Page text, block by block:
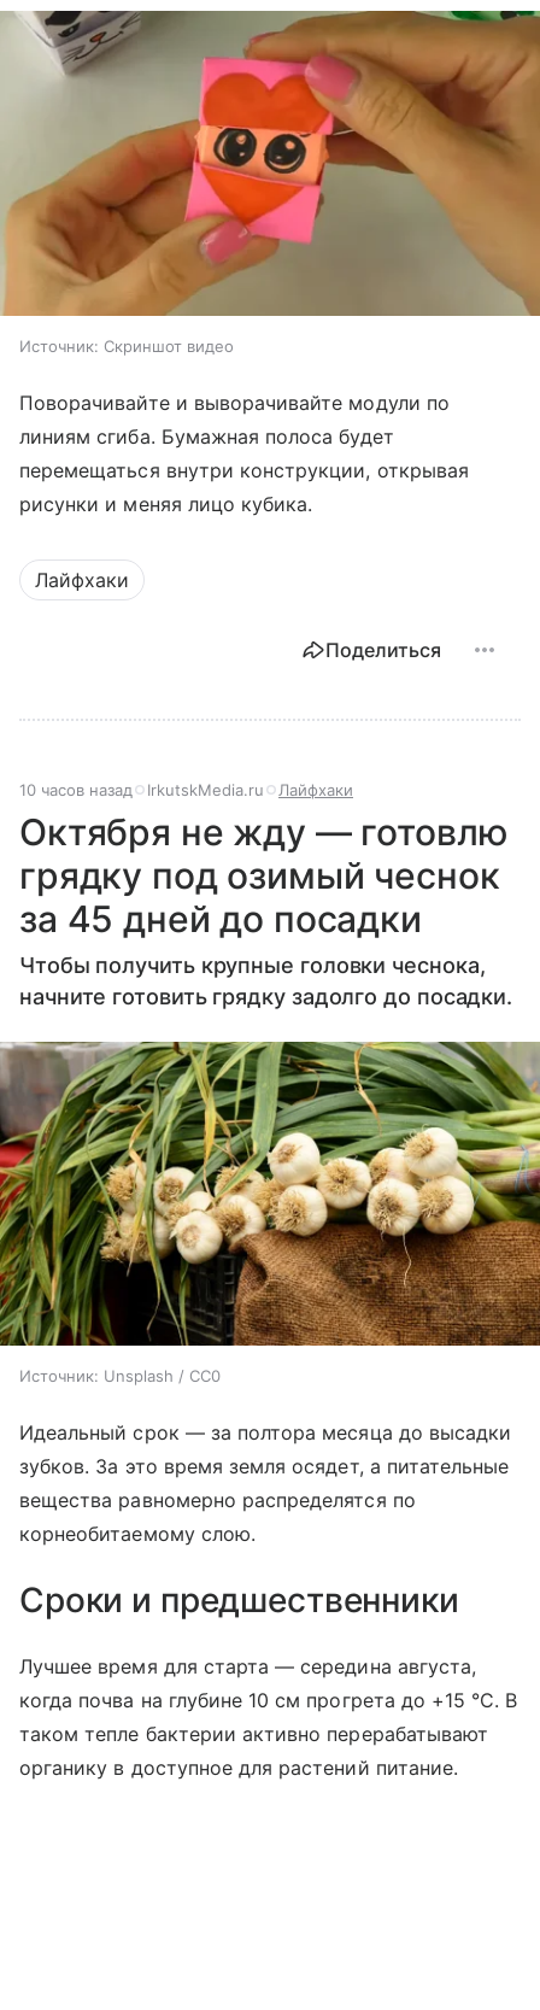
Источник: Скриншот видео
Поворачивайте и выворачивайте модули по
линиям сгиба. Бумажная полоса будет
перемещаться внутри конструкции, открывая
рисунки и меняя лицо кубика.
Лайфхаки
Поделиться
10 часов назад IrkutskMedia.ru Лайфхаки
Октября не жду — готовлю
грядку под озимый чеснок
за 45 дней до посадки
Чтобы получить крупные головки чеснока,
начните готовить грядку задолго до посадки.
Источник: Unsplash / CC0
Идеальный срок — за полтора месяца до высадки
зубков. За это время земля осядет, а питательные
вещества равномерно распределятся по
корнеобитаемому слою.
Сроки и предшественники
Лучшее время для старта — середина августа,
когда почва на глубине 10 см прогрета до +15 °C. В
таком тепле бактерии активно перерабатывают
органику в доступное для растений питание.